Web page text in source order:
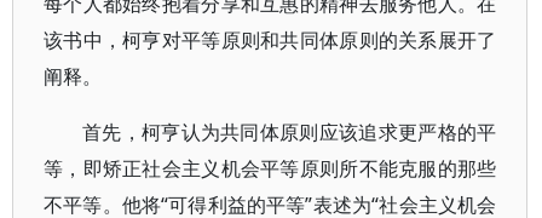
该书中，柯亨对平等原则和共同体原则的关系展开了
阐释。
首先，柯亨认为共同体原则应该追求更严格的平
等，即矫正社会主义机会平等原则所不能克服的那些
不平等。他将“可得利益的平等”表述为“社会主义机会